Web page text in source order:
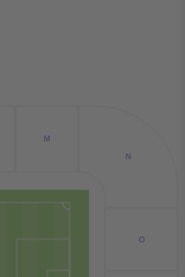
M
N
O